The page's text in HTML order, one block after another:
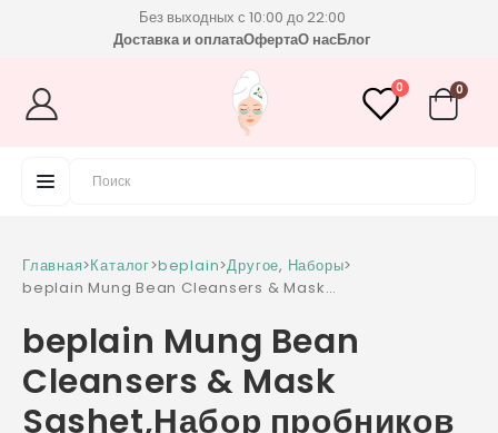
Без выходных с 10:00 до 22:00
Доставка и оплатаОфертаО насБлог
0 0
Главная>Каталог>beplain>Другое, Наборы>
beplain Mung Bean Cleansers & Mask
бобами маш 1мл+1мл+1мл
beplain Mung Bean
Cleansers & Mask
Sashet,Набор пробников